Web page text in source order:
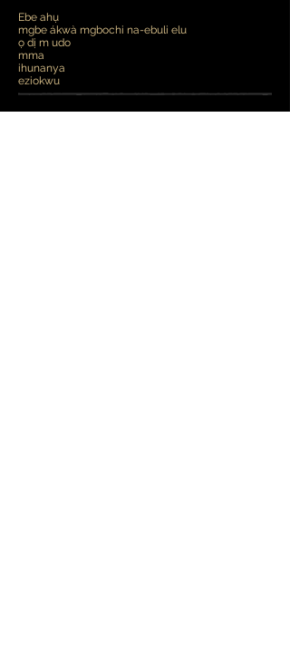
Ebe ahụ
mgbe ákwà mgbochi na-ebuli elu
ọ dị m udo
mma
ihunanya
eziokwu